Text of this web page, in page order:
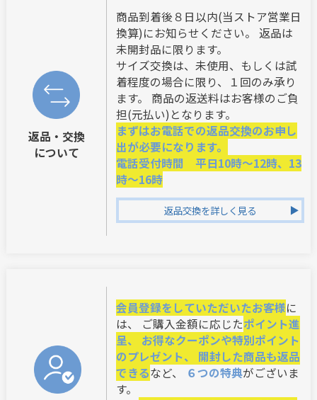
返品・交換
について
商品到着後８日以内(当ストア営業日
換算)にお知らせください。 返品は
未開封品に限ります。
サイズ交換は、未使用、もしくは試
着程度の場合に限り、１回のみ承り
ます。 商品の返送料はお客様のご負
担(元払い)となります。
まずはお電話での返品交換のお申し
出が必要になります。
電話受付時間 平日10時～12時、13
時～16時
返品交換を詳しく見る
会員登録をしていただいたお客様に
は、 ご購入金額に応じたポイント進
呈、 お得なクーポンや特別ポイント
のプレゼント、 開封した商品も返品
できるなど、 ６つの特典がございま
す。